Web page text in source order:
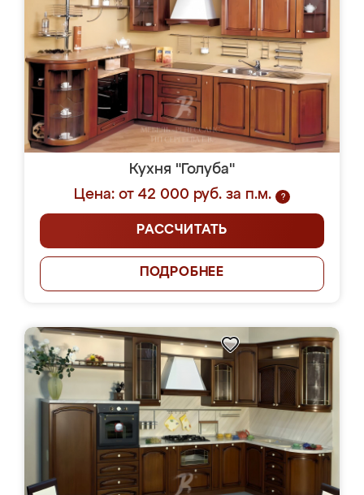
Кухня "Голуба"
Цена: от 42 000 руб. за п.м.
?
РАССЧИТАТЬ
ПОДРОБНЕЕ